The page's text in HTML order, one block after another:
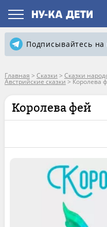
Подписывайтесь
Главная > Сказки > Сказки
Австрийские сказки>Королева
Королева фей